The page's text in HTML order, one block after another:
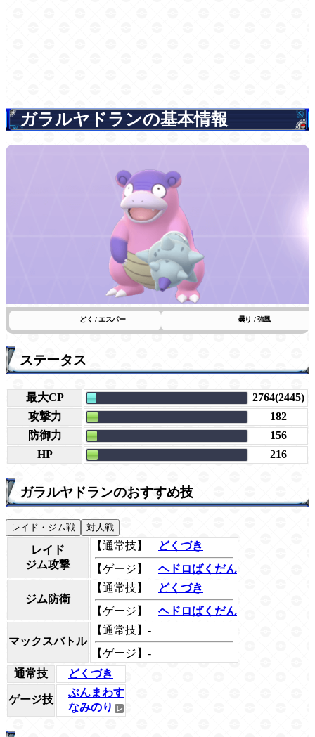
ガラルヤドランの基本情報
どく / エスパー 曇り / 強風
ステータス
最大CP
2764(2445)
攻撃力
182
防御力
156
HP
216
ガラルヤドランのおすすめ技
レイド・ジム戦 対人戦
レイド
ジム攻撃
【通常技】
どくづき
【ゲージ】
ヘドロばくだん
ジム防衛
【通常技】
どくづき
【ゲージ】
ヘドロばくだん
マックスバトル
【通常技】-
【ゲージ】-
通常技
どくづき
ゲージ技
ぶんまわす
なみのり